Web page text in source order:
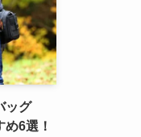
ッグ
め6選！